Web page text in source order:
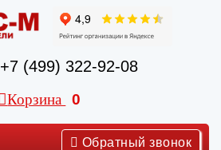
+7 (499) 322-92-08
Корзина 0
Обратный звонок